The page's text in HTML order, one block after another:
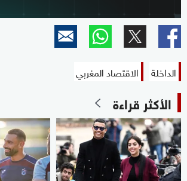
الداخلة الاقتصاد المغربي
الأكثر قراءة